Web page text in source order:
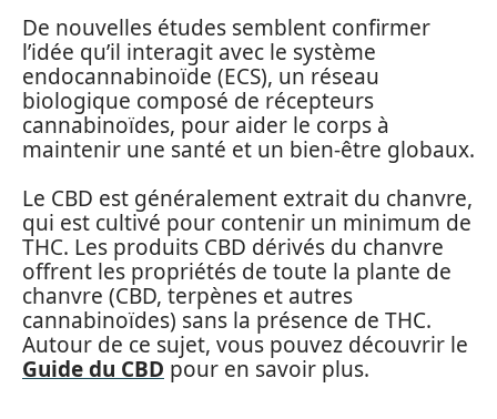
De nouvelles études semblent confirmer
l’idée qu’il interagit avec le système
endocannabinoïde (ECS), un réseau
biologique composé de récepteurs
cannabinoïdes, pour aider le corps à
maintenir une santé et un bien-être globaux.
Le CBD est généralement extrait du chanvre,
qui est cultivé pour contenir un minimum de
THC. Les produits CBD dérivés du chanvre
offrent les propriétés de toute la plante de
chanvre (CBD, terpènes et autres
cannabinoïdes) sans la présence de THC.
Autour de ce sujet, vous pouvez découvrir le
Guide du CBD pour en savoir plus.